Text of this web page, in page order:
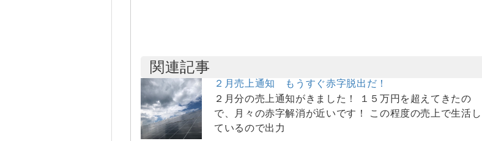
関連記事
２月売上通知 もうすぐ赤字脱出だ！
２月分の売上通知がきました！ １５万円を超えてきたの
で、月々の赤字解消が近いです！ この程度の売上で生活し
ているので出力